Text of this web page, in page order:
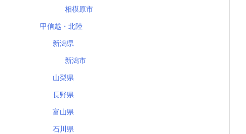
相模原市
甲信越・北陸
新潟県
新潟市
山梨県
長野県
富山県
石川県